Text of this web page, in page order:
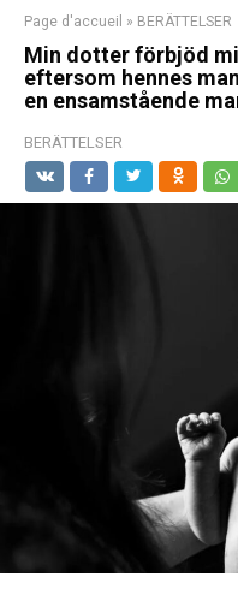
Page d'accueil » BERÄTTELSER
Min dotter förbjöd
eftersom hennes
en ensamstående
BERÄTTELSER